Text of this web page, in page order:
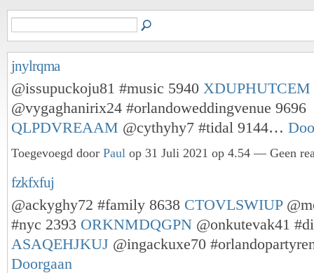
jnylrqma
@issupuckoju81 #music 5940 XDUPHUTCEM
@vygaghanirix24 #orlandoweddingvenue 9696
QLPDVREAAM @cythyhy7 #tidal 9144…
Toegevoegd door Paul op 31 Juli 2021 op 4.54 — Geen
fzkfxfuj
@ackyghy72 #family 8638 CTOVLSWIUP
#nyc 2393 ORKNMDQGPN @onkutevak41
ASAQEHJKUJ @ingackuxe70
Doorgaan